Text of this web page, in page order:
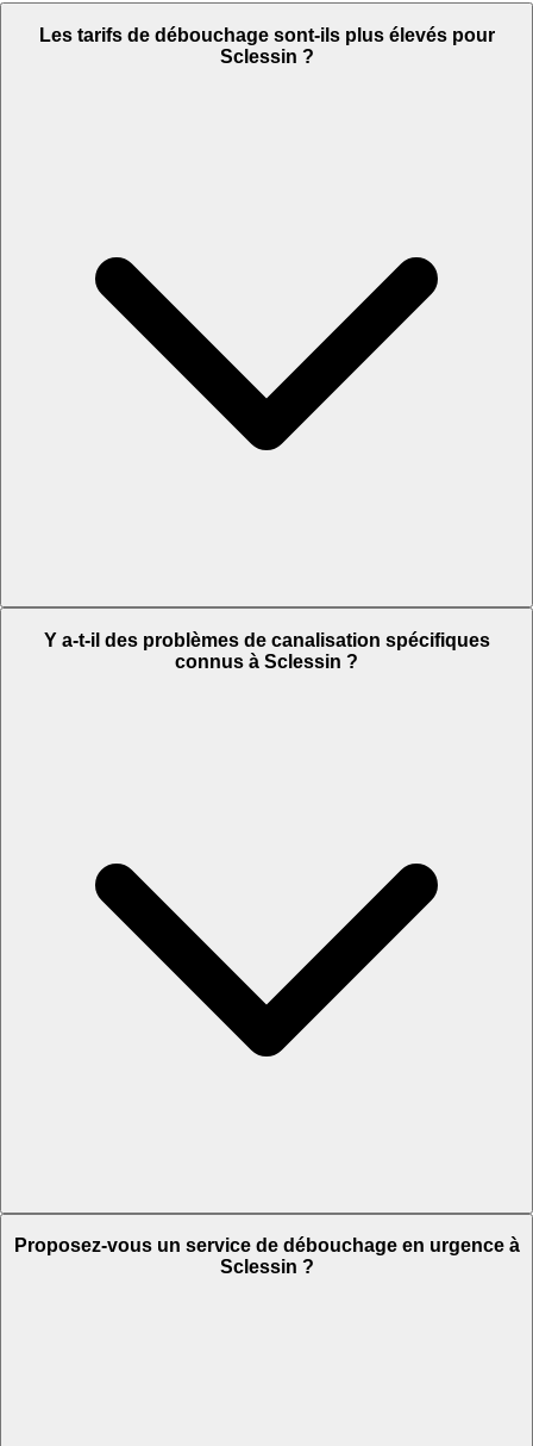
Les tarifs de débouchage sont-ils plus élevés pour
Sclessin ?
Y a-t-il des problèmes de canalisation spécifiques
connus à Sclessin ?
Proposez-vous un service de débouchage en urgence à
Sclessin ?